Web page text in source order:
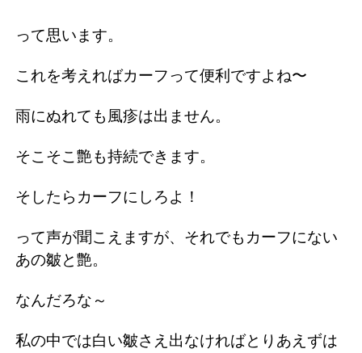
って思います。
これを考えればカーフって便利ですよね〜
雨にぬれても風疹は出ません。
そこそこ艶も持続できます。
そしたらカーフにしろよ！
って声が聞こえますが、それでもカーフにない
あの皺と艶。
なんだろな～
私の中では白い皺さえ出なければとりあえずは